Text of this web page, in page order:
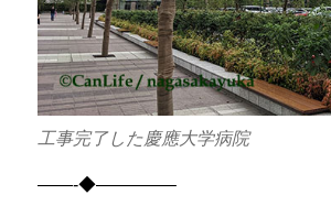
工事完了した慶應大学病院
——-◆————–